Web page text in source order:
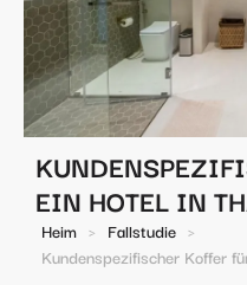
EIN HOTEL IN
Heim > Fallstudie >
Kundenspezifischer Koffer